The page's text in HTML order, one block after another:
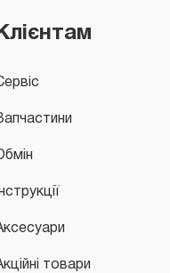
Інструкції
товари